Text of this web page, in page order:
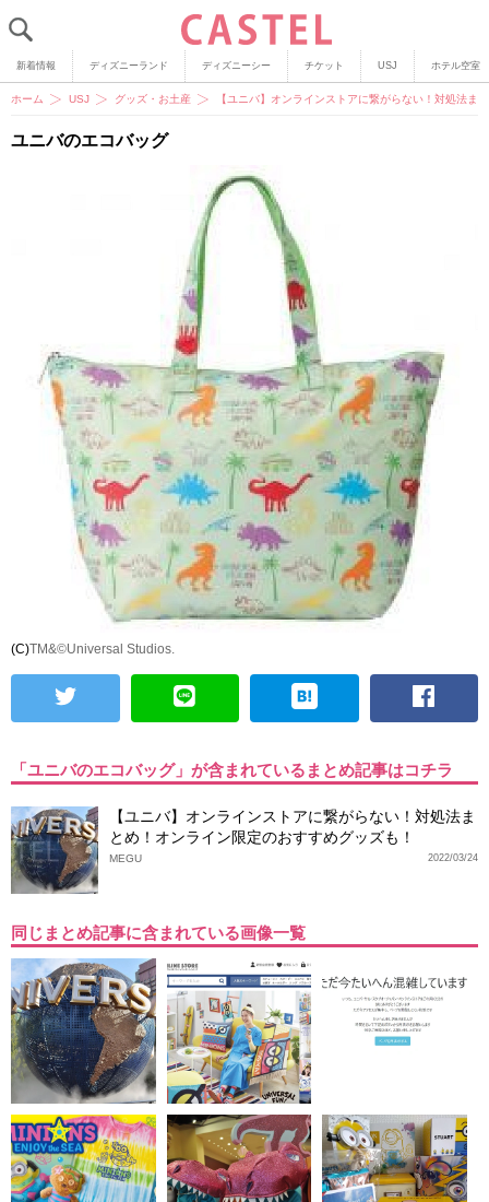
新着情報 ディズニーランド ディズニーシー チケット USJ ホテル空室
ホーム USJ グッズ・お土産 【ユニバ】オンラインストアに繋がらない！対処法ま
ユニバのエコバッグ
(C)TM&©Universal Studios.
「ユニバのエコバッグ」が含まれているまとめ記事はコチラ
【ユニバ】オンラインストアに繋がらない！対処法ま
とめ！オンライン限定のおすすめグッズも！
2022/03/24
MEGU
同じまとめ記事に含まれている画像一覧